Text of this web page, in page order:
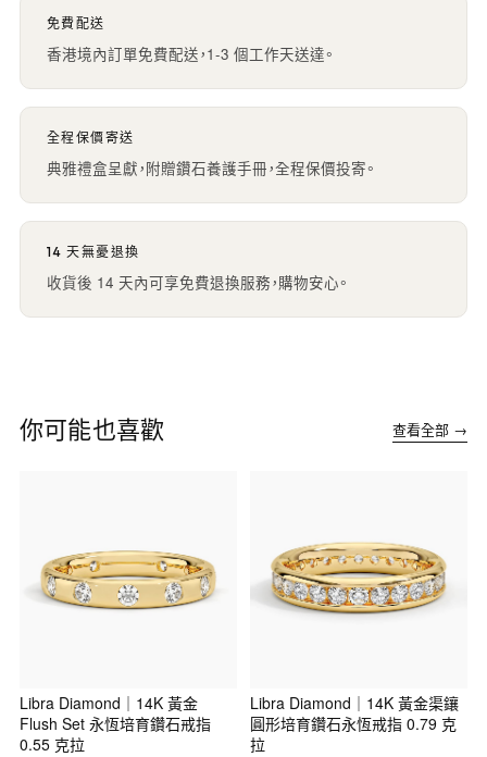
免費配送
香港境內訂單免費配送，1-3 個工作天送達。
全程保價寄送
典雅禮盒呈獻，附贈鑽石養護手冊，全程保價投寄。
14 天無憂退換
收貨後 14 天內可享免費退換服務，購物安心。
你可能也喜歡 查看全部 →
Libra Diamond｜14K 黃金
Flush Set 永恆培育鑽石戒指
0.55 克拉
Libra Diamond｜14K 黃金渠鑲
圓形培育鑽石永恆戒指 0.79 克
拉